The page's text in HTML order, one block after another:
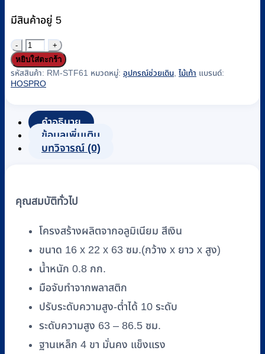
มีสินค้าอยู่ 5
จำนวน
ไม้
เท้า
อลู
เนียม
H-
หยิบใส่ตะกร้า
รหัสสินค้า: RM-STF61 หมวดหมู่: อุปกรณ์ช่วยเดิน, ไม้เท้า แบรนด์:
HOSPRO
คำอธิบาย
ข้อมูลเพิ่มเติม
บทวิจารณ์ (0)
คุณสมบัติทั่วไป
โครงสร้างผลิตจากอลูมิเนียม สีเงิน
ขนาด 16 x 22 x 63 ซม.(กว้าง x ยาว x สูง)
น้ำหนัก 0.8 กก.
มือจับทำจากพลาสติก
ปรับระดับความสูง-ต่ำได้ 10 ระดับ
ระดับความสูง 63 – 86.5 ซม.
ฐานเหล็ก 4 ขา มั่นคง แข็งแรง